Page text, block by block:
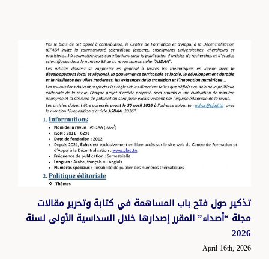
تذكير حول فتح باب المساهمة في كتابة وتحرير مقالات
مجلة “أصداء” المقرر إصدارها خلال السداسية الأولى لسنة
2026
April 16th, 2026